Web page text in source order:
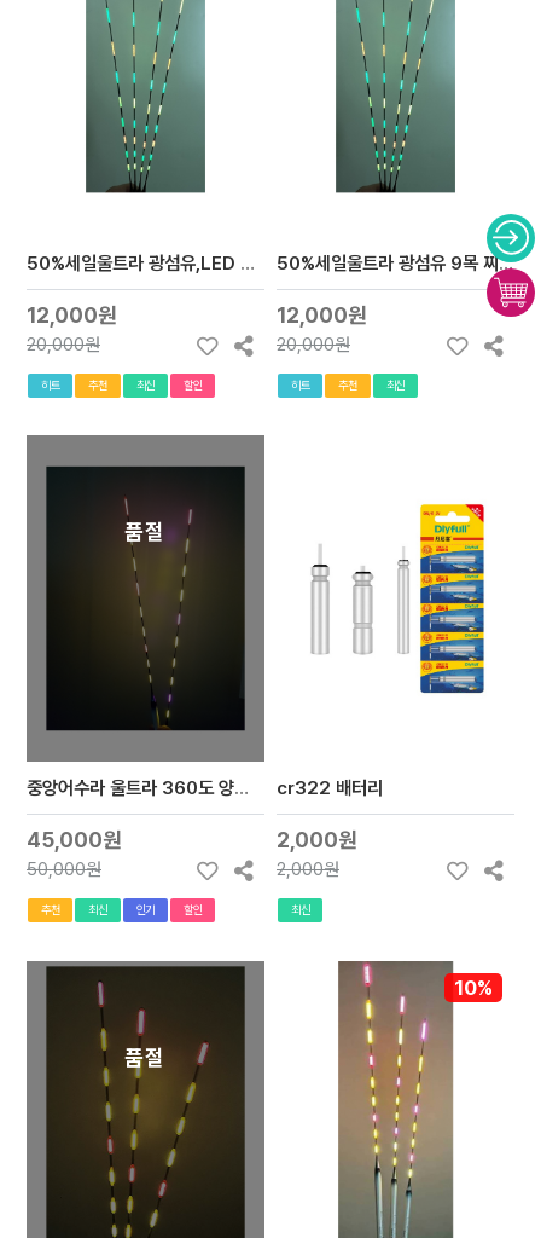
50%세일울트라 광섬유,LED 전자찌톱만 9목 cr322 사용
12,000원
20,000원
히트 추천 최신 할인
50%세일울트라 광섬유 9목 찌톱만 cr322 사용
12,000원
20,000원
히트 추천 최신
품절
중앙어수라 울트라 360도 양면발광 공작찌(이중보완으로 물이들어가는걸 방지)
45,000원
50,000원
추천 최신 인기 할인
cr322 배터리
2,000원
2,000원
최신
품절
10%